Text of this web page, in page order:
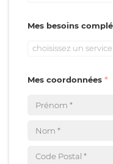
Mes besoins
choisissez un service
Mes coordonnées